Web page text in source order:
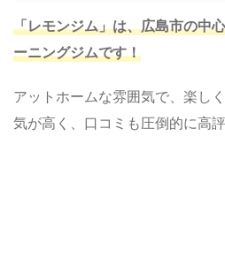
「レモンジム」は、広島市の中
ーニングジムです！
アットホームな雰囲気で、楽し
気が高く、口コミも圧倒的に高評